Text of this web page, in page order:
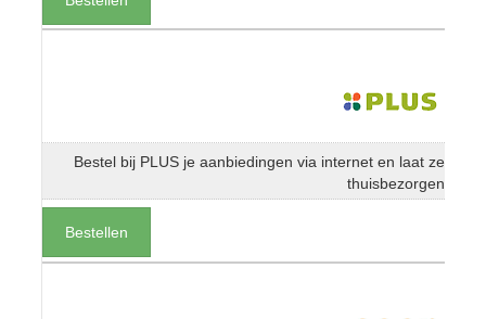
Bestel bij PLUS je aanbiedingen via internet en laat ze
thuisbezorgen
Bestellen